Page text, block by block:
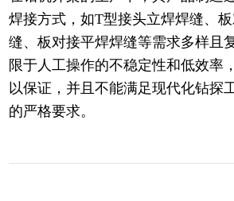
焊接方式，如T型接头立焊焊缝、
缝、板对接平焊焊缝等需求多样且
限于人工操作的不稳定性和低效率
以保证，并且不能满足现代化钻探
的严格要求。